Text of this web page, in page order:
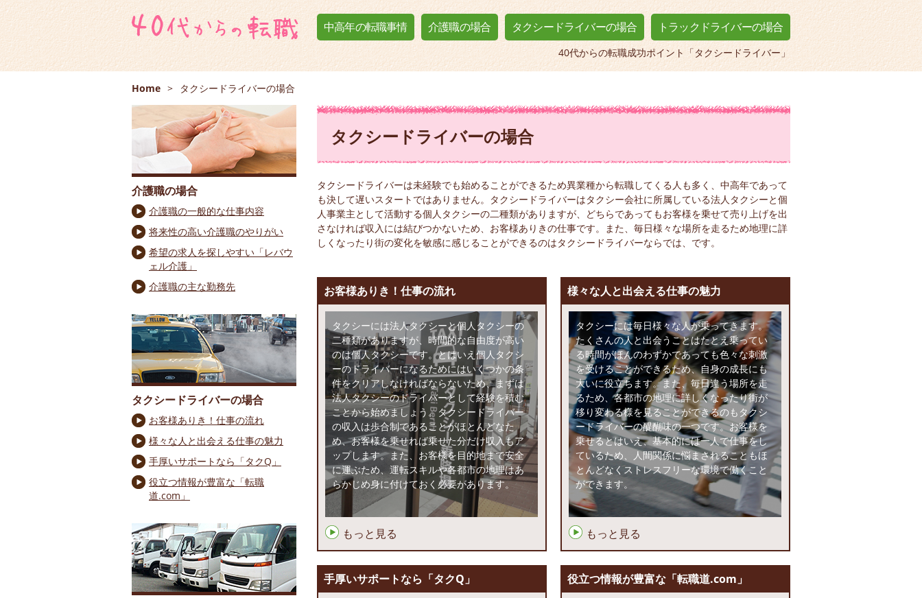
中高年の転職事情 介護職の場合 タクシードライバーの場合 トラックドライバーの場合
40代からの転職成功ポイント「タクシードライバー」
Home > タクシードライバーの場合
タクシードライバーの場合
タクシードライバーは未経験でも始めることができるため異業種から転職してくる人も多く、中高年であって
も決して遅いスタートではありません。タクシードライバーはタクシー会社に所属している法人タクシーと個
人事業主として活動する個人タクシーの二種類がありますが、どちらであってもお客様を乗せて売り上げを出
さなければ収入には結びつかないため、お客様ありきの仕事です。また、毎日様々な場所を走るため地理に詳
しくなったり街の変化を敏感に感じることができるのはタクシードライバーならでは、です。
お客様ありき！仕事の流れ
タクシーには法人タクシーと個人タクシーの
二種類がありますが、時間的な自由度が高い
のは個人タクシーです。とはいえ個人タクシ
ーのドライバーになるためにはいくつかの条
件をクリアしなければならないため、まずは
法人タクシーのドライバーとして経験を積む
ことから始めましょう。タクシードライバー
の収入は歩合制であることがほとんどなた
め、お客様を乗せれば乗せた分だけ収入もア
ップします。また、お客様を目的地まで安全
に運ぶため、運転スキルや各都市の地理はあ
らかじめ身に付けておく必要があります。
もっと見る
様々な人と出会える仕事の魅力
タクシーには毎日様々な人が乗ってきます。
たくさんの人と出会うことはたとえ乗ってい
る時間がほんのわずかであっても色々な刺激
を受けることができるため、自身の成長にも
大いに役立ちます。また、毎日違う場所を走
るため、各都市の地理に詳しくなったり街が
移り変わる様を見ることができるのもタクシ
ードライバーの醍醐味の一つです。お客様を
乗せるとはいえ、基本的には一人で仕事をし
ているため、人間関係に悩まされることもほ
とんどなくストレスフリーな環境で働くこと
ができます。
もっと見る
手厚いサポートなら「タクQ」 役立つ情報が豊富な「転職道.com」
介護職の場合
介護職の一般的な仕事内容
将来性の高い介護職のやりがい
希望の求人を探しやすい「レバウ
ェル介護」
介護職の主な勤務先
タクシードライバーの場合
お客様ありき！仕事の流れ
様々な人と出会える仕事の魅力
手厚いサポートなら「タクQ」
役立つ情報が豊富な「転職
道.com」